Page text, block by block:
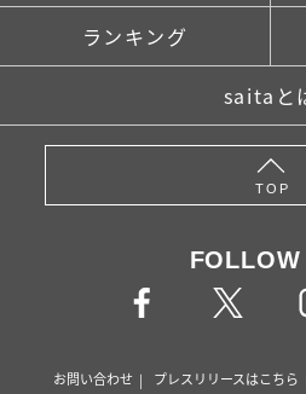
ランキング
saitaと
TOP
FOLLOW
お問い合わせ プレスリリースはこちら